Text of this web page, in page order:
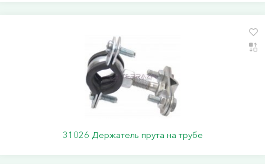
31026 Держатель прута на трубе